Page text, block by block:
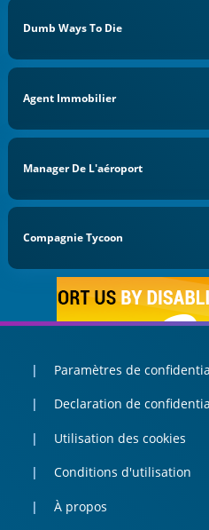
Dumb Ways To Die
Agent Immobilier
Manager De L'aéroport
Compagnie Tycoon
Paramètres de
Declaration de
Utilisation des cookies
Conditions d'utilisation
À propos